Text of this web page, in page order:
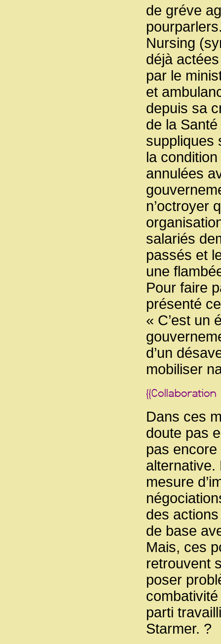
de gréve
Nursing
déjà
par le
et
depuis sa
de la
suppliques
la
annulées
n’octroyer
salariés
passés et
une
Pour faire
présenté
« C’est un
d’un
mobiliser
Dans ces
doute pas
pas
alternative.
mesure
des
de base
Mais, ces
retrouvent
poser
parti
Starmer. ?